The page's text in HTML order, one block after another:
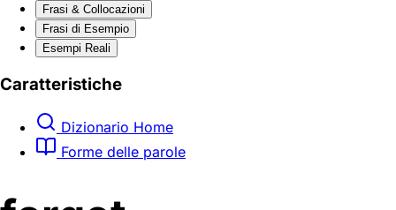
Frasi & Collocazioni
Frasi di Esempio
Esempi Reali
Caratteristiche
Dizionario Home
Forme delle parole